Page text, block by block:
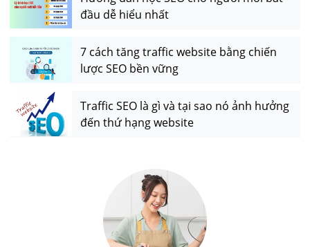
đầu dễ hiểu nhất
7 cách tăng traffic website bằng chiến
lược SEO bền vững
Traffic SEO là gì và tại sao nó ảnh hưởng
đến thứ hạng website